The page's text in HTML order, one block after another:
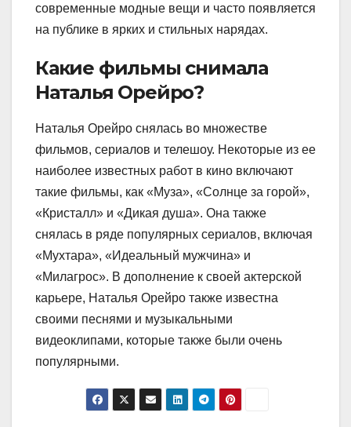
современные модные вещи и часто появляется
на публике в ярких и стильных нарядах.
Какие фильмы снимала
Наталья Орейро?
Наталья Орейро снялась во множестве
фильмов, сериалов и телешоу. Некоторые из ее
наиболее известных работ в кино включают
такие фильмы, как «Муза», «Солнце за горой»,
«Кристалл» и «Дикая душа». Она также
снялась в ряде популярных сериалов, включая
«Мухтара», «Идеальный мужчина» и
«Милагрос». В дополнение к своей актерской
карьере, Наталья Орейро также известна
своими песнями и музыкальными
видеоклипами, которые также были очень
популярными.